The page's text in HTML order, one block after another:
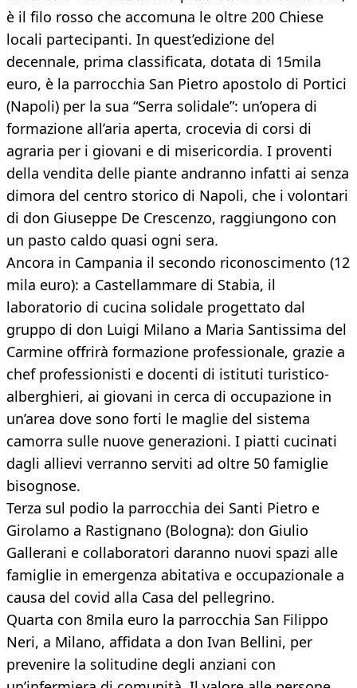
è il filo rosso che accomuna le oltre 200 Chiese
locali partecipanti. In quest’edizione del
decennale, prima classificata, dotata di 15mila
euro, è la parrocchia San Pietro apostolo di Portici
(Napoli) per la sua “Serra solidale”: un’opera di
formazione all’aria aperta, crocevia di corsi di
agraria per i giovani e di misericordia. I proventi
della vendita delle piante andranno infatti ai senza
dimora del centro storico di Napoli, che i volontari
di don Giuseppe De Crescenzo, raggiungono con
un pasto caldo quasi ogni sera.
Ancora in Campania il secondo riconoscimento (12
mila euro): a Castellammare di Stabia, il
laboratorio di cucina solidale progettato dal
gruppo di don Luigi Milano a Maria Santissima del
Carmine offrirà formazione professionale, grazie a
chef professionisti e docenti di istituti turistico-
alberghieri, ai giovani in cerca di occupazione in
un’area dove sono forti le maglie del sistema
camorra sulle nuove generazioni. I piatti cucinati
dagli allievi verranno serviti ad oltre 50 famiglie
bisognose.
Terza sul podio la parrocchia dei Santi Pietro e
Girolamo a Rastignano (Bologna): don Giulio
Gallerani e collaboratori daranno nuovi spazi alle
famiglie in emergenza abitativa e occupazionale a
causa del covid alla Casa del pellegrino.
Quarta con 8mila euro la parrocchia San Filippo
Neri, a Milano, affidata a don Ivan Bellini, per
prevenire la solitudine degli anziani con